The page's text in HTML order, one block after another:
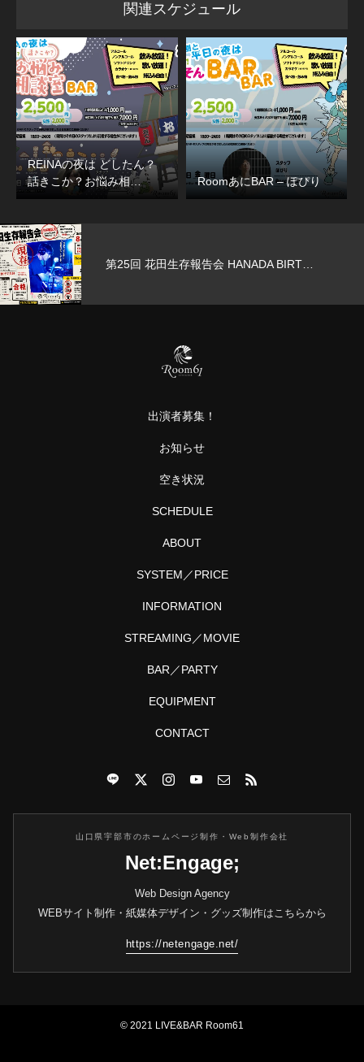
関連スケジュール
REINAの夜は どしたん？
話きこか？お悩み相…
RoomあにBAR – ぽぴり
第25回 花田生存報告会 HANADA BIRT…
出演者募集！
お知らせ
空き状況
SCHEDULE
ABOUT
SYSTEM／PRICE
INFORMATION
STREAMING／MOVIE
BAR／PARTY
EQUIPMENT
CONTACT
山口県宇部市のホームページ制作・Web制作会社
Net:Engage;
Web Design Agency
WEBサイト制作・紙媒体デザイン・グッズ制作はこちらから
https://netengage.net/
© 2021 LIVE&BAR Room61